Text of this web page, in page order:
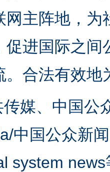
网主阵地，
促进国际之
。合法有效地
媒、中国公
中国公众新
system